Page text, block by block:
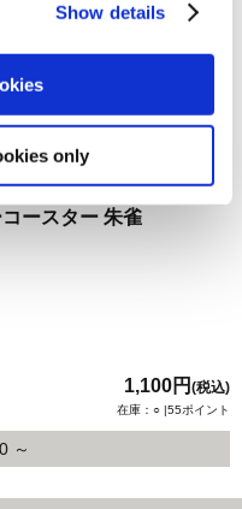
Show details
only
在庫：○ |55ポイント
～
ースター 朱雀
1,100円 (税込)
在庫：○ |55ポイント
～